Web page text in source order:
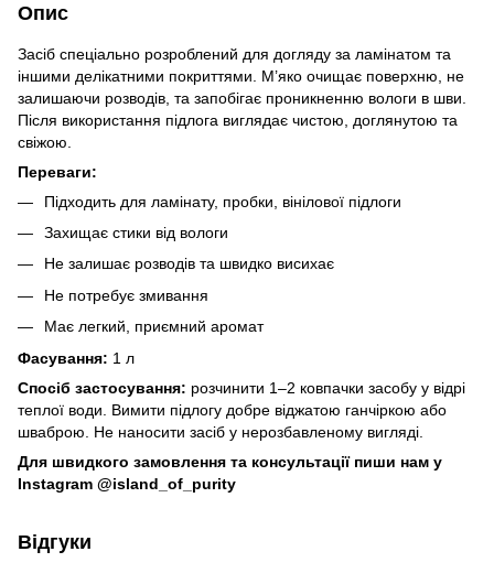
Опис
Засіб спеціально розроблений для догляду за ламінатом та
іншими делікатними покриттями. М’яко очищає поверхню, не
залишаючи розводів, та запобігає проникненню вологи в шви.
Після використання підлога виглядає чистою, доглянутою та
свіжою.
Переваги:
Підходить для ламінату, пробки, вінілової підлоги
Захищає стики від вологи
Не залишає розводів та швидко висихає
Не потребує змивання
Має легкий, приємний аромат
Фасування: 1 л
Спосіб застосування: розчинити 1–2 ковпачки засобу у відрі
теплої води. Вимити підлогу добре віджатою ганчіркою або
шваброю. Не наносити засіб у нерозбавленому вигляді.
Для швидкого замовлення та консультації пиши нам у
Instagram @island_of_purity
Відгуки